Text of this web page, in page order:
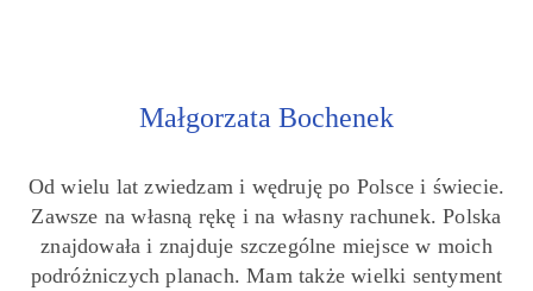
Małgorzata Bochenek
Od wielu lat zwiedzam i wędruję po Polsce i świecie.
Zawsze na własną rękę i na własny rachunek. Polska
znajdowała i znajduje szczególne miejsce w moich
podróżniczych planach. Mam także wielki sentyment